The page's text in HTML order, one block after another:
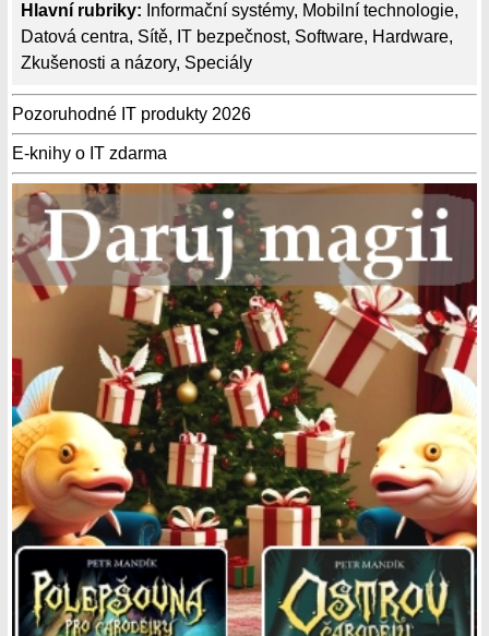
Hlavní rubriky: Informační systémy, Mobilní technologie,
Datová centra, Sítě, IT bezpečnost, Software, Hardware,
Zkušenosti a názory, Speciály
Pozoruhodné IT produkty 2026
E-knihy o IT zdarma